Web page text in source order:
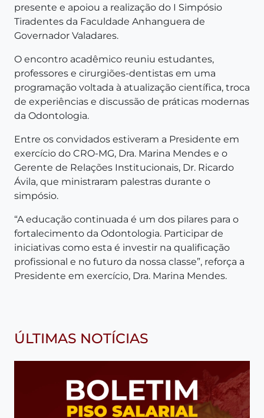
presente e apoiou a realização do I Simpósio
Tiradentes da Faculdade Anhanguera de
Governador Valadares.
O encontro acadêmico reuniu estudantes,
professores e cirurgiões-dentistas em uma
programação voltada à atualização científica, troca
de experiências e discussão de práticas modernas
da Odontologia.
Entre os convidados estiveram a Presidente em
exercício do CRO-MG, Dra. Marina Mendes e o
Gerente de Relações Institucionais, Dr. Ricardo
Ávila, que ministraram palestras durante o
simpósio.
“A educação continuada é um dos pilares para o
fortalecimento da Odontologia. Participar de
iniciativas como esta é investir na qualificação
profissional e no futuro da nossa classe”, reforça a
Presidente em exercício, Dra. Marina Mendes.
ÚLTIMAS NOTÍCIAS